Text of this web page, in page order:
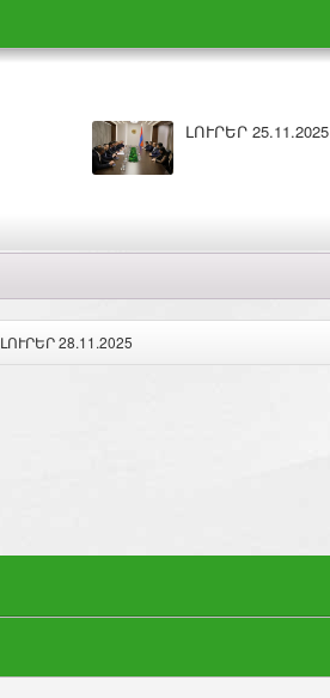
ԼՈՒՐԵՐ 25.11.2025
ԼՈՒՐԵՐ 28.11.2025